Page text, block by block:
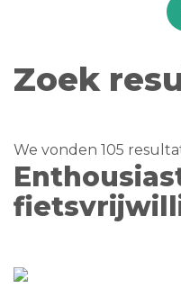
Zoek
We vonden 105